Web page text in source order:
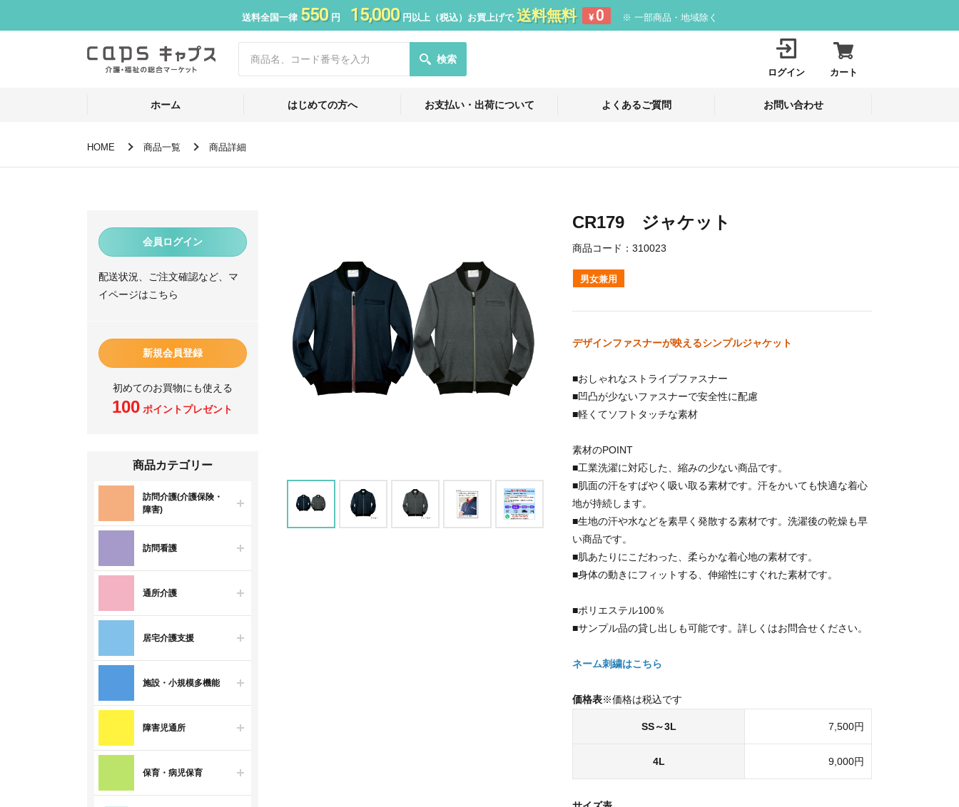
送料全国一律 550円 15,000円以上（税込）お買上げで 送料無料 ¥ 0 ※ 一部商品・地域除く
検索
ログイン カート
ホーム はじめての方へ お支払い・出荷について よくあるご質問 お問い合わせ
HOME 商品一覧 商品詳細
会員ログイン
配送状況、ご注文確認など、マ
イページはこちら
新規会員登録
初めてのお買物にも使える
100 ポイントプレゼント
商品カテゴリー
訪問介護(介護保険・
障害)
訪問看護
通所介護
居宅介護支援
施設・小規模多機能
障害児通所
保育・病児保育
CR179 ジャケット
商品コード： 310023
男女兼用
デザインファスナーが映えるシンプルジャケット
■おしゃれなストライプファスナー
■凹凸が少ないファスナーで安全性に配慮
■軽くてソフトタッチな素材
素材のPOINT
■工業洗濯に対応した、縮みの少ない商品です。
■肌面の汗をすばやく吸い取る素材です。汗をかいても快適な着心
地が持続します。
■生地の汗や水などを素早く発散する素材です。洗濯後の乾燥も早
い商品です。
■肌あたりにこだわった、柔らかな着心地の素材です。
■身体の動きにフィットする、伸縮性にすぐれた素材です。
■ポリエステル100％
■サンプル品の貸し出しも可能です。詳しくはお問合せください。
ネーム刺繍はこちら
価格表※価格は税込です
SS～3L 7,500円
4L 9,000円